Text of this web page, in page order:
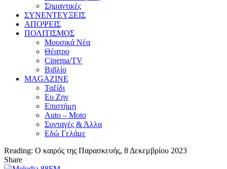
Σημαντικές
ΣΥΝΕΝΤΕΥΞΕΙΣ
ΑΠΟΨΕΙΣ
ΠΟΛΙΤΙΣΜΟΣ
Μουσικά Νέα
Θέατρο
Cinema/TV
Βιβλίο
MAGAZINE
Ταξίδι
Ευ Ζην
Επιστήμη
Auto – Moto
Συνταγές & Άλλα
Εδώ Γελάμε
Reading: Ο καιρός της Παρασκευής, 8 Δεκεμβρίου 2023
Share